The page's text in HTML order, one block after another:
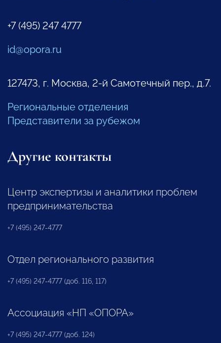
+7 (495) 247 4777
id@opora.ru
127473, г. Москва, 2-й Самотечный пер., д.7.
Региональные отделения
Представители за рубежом
Другие контакты
Центр экспертизы и аналитики проблем
предпринимательства
+7 (495) 247-4777
Отдел регионального развития
+7 (495) 247-4777 (доб. 116, 117)
Ассоциация «НП «ОПОРА»
+7 (495) 247-4777 (доб. 124)